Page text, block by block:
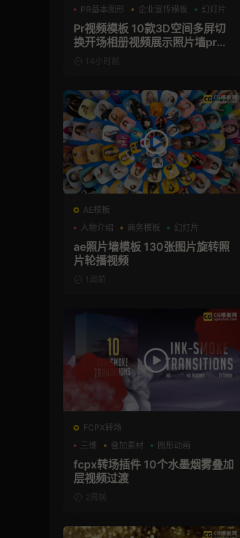
PR基本图形
企业宣传模板 幻灯片
Pr视频模板 10款3D空间多屏切
换开场相册视频展示照片墙pr模
14小时前
AE模板
人物介绍
商务模板 幻灯片
ae照片墙模板 130张图片旋转照
片轮播视频
1周前
FCPX转场
三维
叠加素材 图形动画
fcpx转场插件 10个水墨烟雾叠加
层视频过渡
2周前